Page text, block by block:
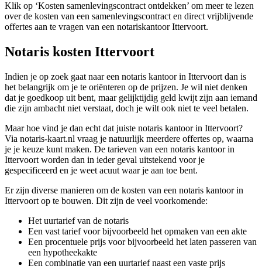
Klik op ‘Kosten samenlevingscontract ontdekken’ om meer te lezen
over de kosten van een samenlevingscontract en direct vrijblijvende
offertes aan te vragen van een notariskantoor Ittervoort.
Notaris kosten Ittervoort
Indien je op zoek gaat naar een notaris kantoor in Ittervoort dan is
het belangrijk om je te oriënteren op de prijzen. Je wil niet denken
dat je goedkoop uit bent, maar gelijktijdig geld kwijt zijn aan iemand
die zijn ambacht niet verstaat, doch je wilt ook niet te veel betalen.
Maar hoe vind je dan echt dat juiste notaris kantoor in Ittervoort?
Via notaris-kaart.nl vraag je natuurlijk meerdere offertes op, waarna
je je keuze kunt maken. De tarieven van een notaris kantoor in
Ittervoort worden dan in ieder geval uitstekend voor je
gespecificeerd en je weet acuut waar je aan toe bent.
Er zijn diverse manieren om de kosten van een notaris kantoor in
Ittervoort op te bouwen. Dit zijn de veel voorkomende:
Het uurtarief van de notaris
Een vast tarief voor bijvoorbeeld het opmaken van een akte
Een procentuele prijs voor bijvoorbeeld het laten passeren van
een hypotheekakte
Een combinatie van een uurtarief naast een vaste prijs